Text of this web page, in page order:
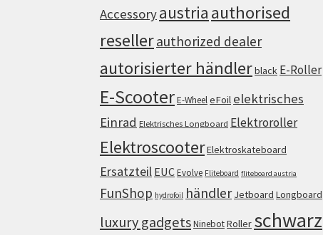
Accessoryaustria authorised
resellerauthorized dealer
autorisierter händlerblack E-Roller
E-ScooterE-WheeleFoil elektrisches
Einrad Elektrisches Longboard Elektroroller
ElektroscooterElektroskateboard
Ersatzteil EUCEvolve Fliteboard fliteboard austria
FunShop hydrofoil händler Jetboard Longboard
luxury gadgetsNinebotRoller schwarz